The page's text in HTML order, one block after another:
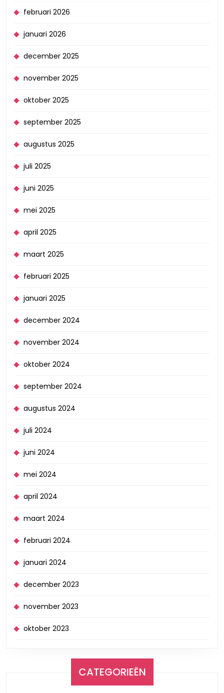
februari 2026
januari 2026
december 2025
november 2025
oktober 2025
september 2025
augustus 2025
juli 2025
juni 2025
mei 2025
april 2025
maart 2025
februari 2025
januari 2025
december 2024
november 2024
oktober 2024
september 2024
augustus 2024
juli 2024
juni 2024
mei 2024
april 2024
maart 2024
februari 2024
januari 2024
december 2023
november 2023
oktober 2023
CATEGORIEËN